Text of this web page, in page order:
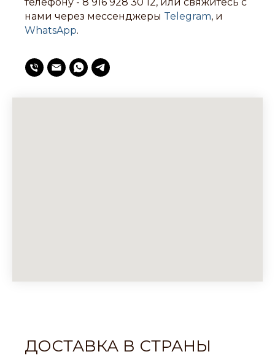
нами через мессенджеры Telegram, и
WhatsApp.
ДОСТАВКА В СТРАНЫ